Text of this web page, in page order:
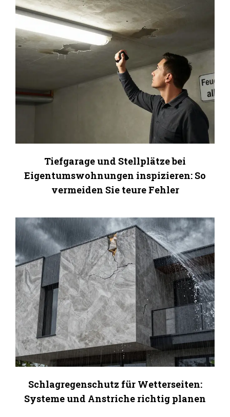
Tiefgarage und Stellplätze bei
Eigentumswohnungen inspizieren: So
vermeiden Sie teure Fehler
Schlagregenschutz für Wetterseiten:
Systeme und Anstriche richtig planen